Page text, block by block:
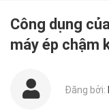
Công dụng
máy ép chậm
Đăng bởi: